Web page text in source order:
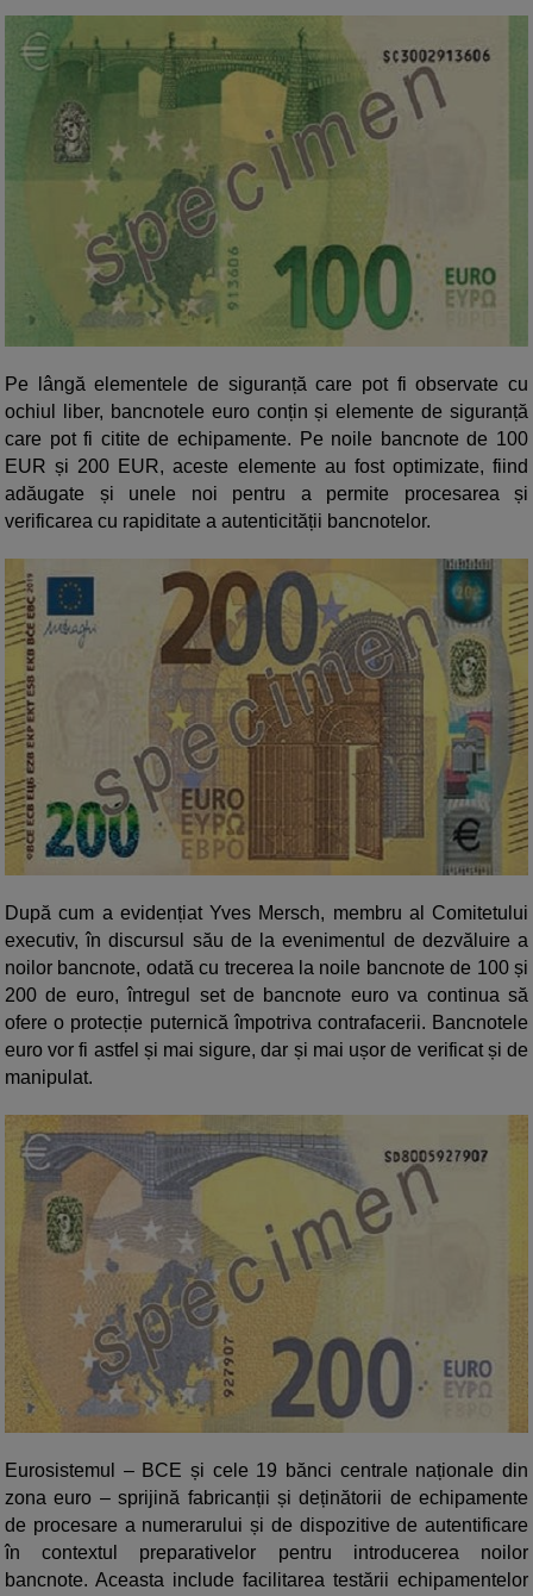
Pe lângă elementele de siguranță care pot fi observate cu
ochiul liber, bancnotele euro conțin și elemente de siguranță
care pot fi citite de echipamente. Pe noile bancnote de 100
EUR și 200 EUR, aceste elemente au fost optimizate, fiind
adăugate și unele noi pentru a permite procesarea și
verificarea cu rapiditate a autenticității bancnotelor.
După cum a evidențiat Yves Mersch, membru al Comitetului
executiv, în discursul său de la evenimentul de dezvăluire a
noilor bancnote, odată cu trecerea la noile bancnote de 100 și
200 de euro, întregul set de bancnote euro va continua să
ofere o protecție puternică împotriva contrafacerii. Bancnotele
euro vor fi astfel și mai sigure, dar și mai ușor de verificat și de
manipulat.
Eurosistemul – BCE și cele 19 bănci centrale naționale din
zona euro – sprijină fabricanții și deținătorii de echipamente
de procesare a numerarului și de dispozitive de autentificare
în contextul preparativelor pentru introducerea noilor
bancnote. Aceasta include facilitarea testării echipamentelor